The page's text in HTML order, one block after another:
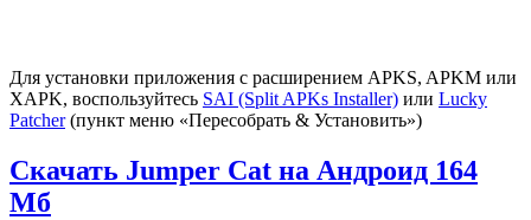
Для установки приложения с расширением APKS, APKM или
XAPK, воспользуйтесь SAI (Split APKs Installer) или Lucky
Patcher(пункт меню «Пересобрать & Установить»)
Скачать Jumper Cat на Андроид 164
Мб